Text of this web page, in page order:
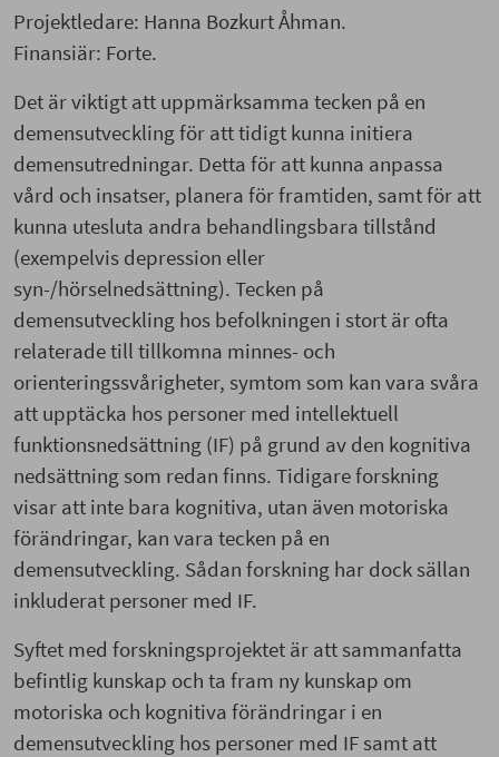
Projektledare: Hanna Bozkurt Åhman.
Finansiär: Forte.
Det är viktigt att uppmärksamma tecken på en
demensutveckling för att tidigt kunna initiera
demensutredningar. Detta för att kunna anpassa
vård och insatser, planera för framtiden, samt för att
kunna utesluta andra behandlingsbara tillstånd
(exempelvis depression eller
syn-/hörselnedsättning). Tecken på
demensutveckling hos befolkningen i stort är ofta
relaterade till tillkomna minnes- och
orienteringssvårigheter, symtom som kan vara svåra
att upptäcka hos personer med intellektuell
funktionsnedsättning (IF) på grund av den kognitiva
nedsättning som redan finns. Tidigare forskning
visar att inte bara kognitiva, utan även motoriska
förändringar, kan vara tecken på en
demensutveckling. Sådan forskning har dock sällan
inkluderat personer med IF.
Syftet med forskningsprojektet är att sammanfatta
befintlig kunskap och ta fram ny kunskap om
motoriska och kognitiva förändringar i en
demensutveckling hos personer med IF samt att